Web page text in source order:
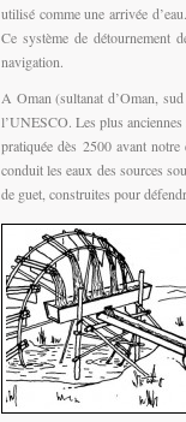
utilisé comme une arrivée
Ce système de détournement
navigation.
A Oman (sultanat d’Oman,
l’UNESCO. Les plus
pratiquée dès 2500 avant
conduit les eaux des sources
de guet, construites pour